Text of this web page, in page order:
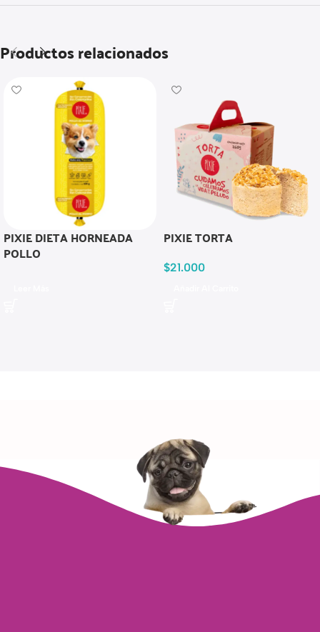
Productos relacionados
PIXIE DIETA HORNEADA
POLLO
PIXIE TORTA
$21.000